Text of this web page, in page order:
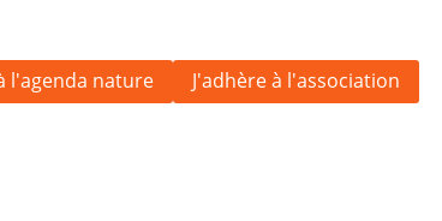
l'agenda nature J'adhère à l'association